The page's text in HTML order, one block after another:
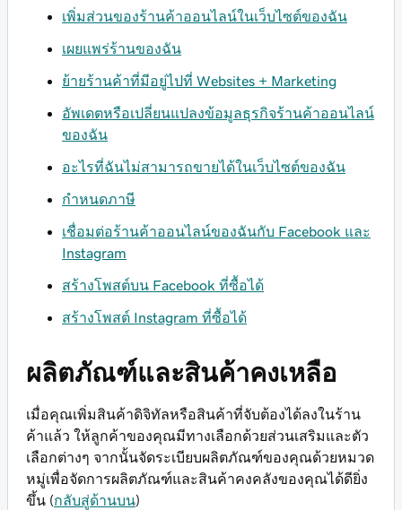
เพิ่มส่วนของร้านค้าออนไลน์ในเว็บไซต์ของฉัน
เผยแพร่ร้านของฉัน
ย้ายร้านค้าที่มีอยู่ไปที่ Websites + Marketing
อัพเดตหรือเปลี่ยนแปลงข้อมูลธุรกิจร้านค้าออนไลน์
ของฉัน
อะไรที่ฉันไม่สามารถขายได้ในเว็บไซต์ของฉัน
กำหนดภาษี
เชื่อมต่อร้านค้าออนไลน์ของฉันกับ Facebook และ
Instagram
สร้างโพสต์บน Facebook ที่ซื้อได้
สร้างโพสต์ Instagram ที่ซื้อได้
ผลิตภัณฑ์และสินค้าคงเหลือ
เมื่อคุณเพิ่มสินค้าดิจิทัลหรือสินค้าที่จับต้องได้ลงในร้าน
ค้าแล้ว ให้ลูกค้าของคุณมีทางเลือกด้วยส่วนเสริมและตัว
เลือกต่างๆ จากนั้นจัดระเบียบผลิตภัณฑ์ของคุณด้วยหมวด
หมู่เพื่อจัดการผลิตภัณฑ์และสินค้าคงคลังของคุณได้ดียิ่ง
ขึ้น (กลับสู่ด้านบน)